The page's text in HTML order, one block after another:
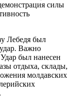
силы
Лебедя был
Важно
был нанесен
отдыха, склады,
молдавских